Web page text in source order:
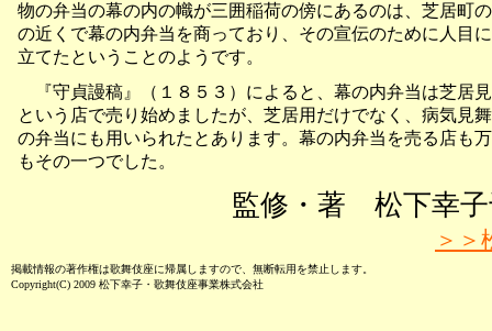
物の弁当の幕の内の幟が三囲稲荷の傍にあるのは、芝居町
の近くで幕の内弁当を商っており、その宣伝のために人目
立てたということのようです。
『守貞謾稿』（１８５３）によると、幕の内弁当は芝居
という店で売り始めましたが、芝居用だけでなく、病気見
の弁当にも用いられたとあります。幕の内弁当を売る店も
もその一つでした。
監修・著 松下幸子
＞＞
掲載情報の著作権は歌舞伎座に帰属しますので、無断転用を禁止します。
Copyright(C) 2009 松下幸子・歌舞伎座事業株式会社